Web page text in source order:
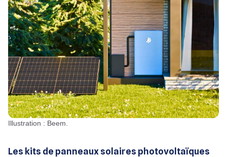
Illustration : Beem.
Les kits de panneaux solaires photovoltaïques